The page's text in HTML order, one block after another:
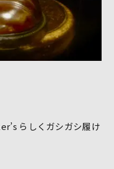
らしくガシガシ履け